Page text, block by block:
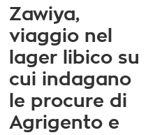
Zawiya,
viaggio nel
lager libico su
cui indagano
le procure di
Agrigento e